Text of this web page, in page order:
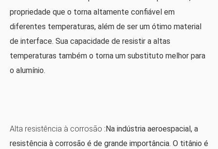
propriedade que o torna altamente confiável em
diferentes temperaturas, além de ser um ótimo material
de interface. Sua capacidade de resistir a altas
temperaturas também o torna um substituto melhor para
o alumínio.
Alta resistência à corrosão :Na indústria aeroespacial, a
resistência à corrosão é de grande importância. O titânio é